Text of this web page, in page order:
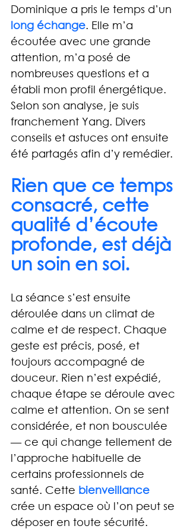
Dominique a pris le temps d’un
long échange. Elle m’a
écoutée avec une grande
attention, m’a posé de
nombreuses questions et a
établi mon profil énergétique.
Selon son analyse, je suis
franchement Yang. Divers
conseils et astuces ont ensuite
été partagés afin d’y remédier.
Rien que ce temps
consacré, cette
qualité d’écoute
profonde, est déjà
un soin en soi.
La séance s’est ensuite
déroulée dans un climat de
calme et de respect. Chaque
geste est précis, posé, et
toujours accompagné de
douceur. Rien n’est expédié,
chaque étape se déroule avec
calme et attention. On se sent
considérée, et non bousculée
— ce qui change tellement de
l’approche habituelle de
certains professionnels de
santé. Cette bienveillance
crée un espace où l’on peut se
déposer en toute sécurité.